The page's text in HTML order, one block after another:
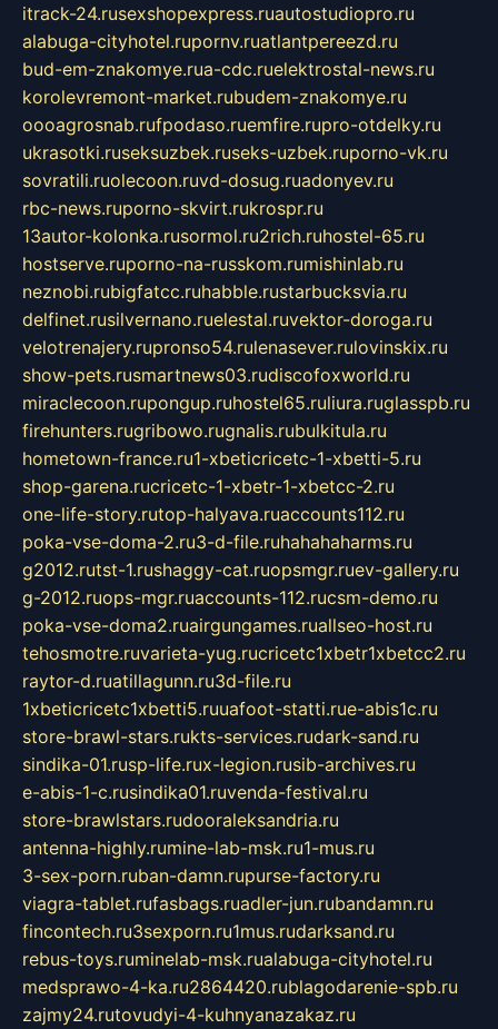
itrack-24.rusexshopexpress.ruautostudiopro.ru
alabuga-cityhotel.rupornv.ruatlantpereezd.ru
bud-em-znakomye.rua-cdc.ruelektrostal-news.ru
korolevremont-market.rubudem-znakomye.ru
oooagrosnab.rufpodaso.ruemfire.rupro-otdelky.ru
ukrasotki.ruseksuzbek.ruseks-uzbek.ruporno-vk.ru
sovratili.ruolecoon.ruvd-dosug.ruadonyev.ru
rbc-news.ruporno-skvirt.rukrospr.ru
13autor-kolonka.rusormol.ru2rich.ruhostel-65.ru
hostserve.ruporno-na-russkom.rumishinlab.ru
neznobi.rubigfatcc.ruhabble.rustarbucksvia.ru
delfinet.rusilvernano.ruelestal.ruvektor-doroga.ru
velotrenajery.rupronso54.rulenasever.rulovinskix.ru
show-pets.rusmartnews03.rudiscofoxworld.ru
miraclecoon.rupongup.ruhostel65.ruliura.ruglasspb.ru
firehunters.rugribowo.rugnalis.rubulkitula.ru
hometown-france.ru1-xbeticricetc-1-xbetti-5.ru
shop-garena.rucricetc-1-xbetr-1-xbetcc-2.ru
one-life-story.rutop-halyava.ruaccounts112.ru
poka-vse-doma-2.ru3-d-file.ruhahahaharms.ru
g2012.rutst-1.rushaggy-cat.ruopsmgr.ruev-gallery.ru
g-2012.ruops-mgr.ruaccounts-112.rucsm-demo.ru
poka-vse-doma2.ruairgungames.ruallseo-host.ru
tehosmotre.ruvarieta-yug.rucricetc1xbetr1xbetcc2.ru
raytor-d.ruatillagunn.ru3d-file.ru
1xbeticricetc1xbetti5.ruuafoot-statti.rue-abis1c.ru
store-brawl-stars.rukts-services.rudark-sand.ru
sindika-01.rusp-life.rux-legion.rusib-archives.ru
e-abis-1-c.rusindika01.ruvenda-festival.ru
store-brawlstars.rudooraleksandria.ru
antenna-highly.rumine-lab-msk.ru1-mus.ru
3-sex-porn.ruban-damn.rupurse-factory.ru
viagra-tablet.rufasbags.ruadler-jun.rubandamn.ru
fincontech.ru3sexporn.ru1mus.rudarksand.ru
rebus-toys.ruminelab-msk.rualabuga-cityhotel.ru
medsprawo-4-ka.ru2864420.rublagodarenie-spb.ru
zajmy24.rutovudyi-4-kuhnyanazakaz.ru